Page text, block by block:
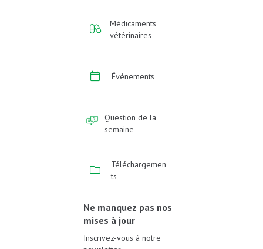
Médicaments
vétérinaires
Événements
Question de la
semaine
Téléchargemen
ts
Ne manquez pas nos
mises à jour
Inscrivez-vous à notre